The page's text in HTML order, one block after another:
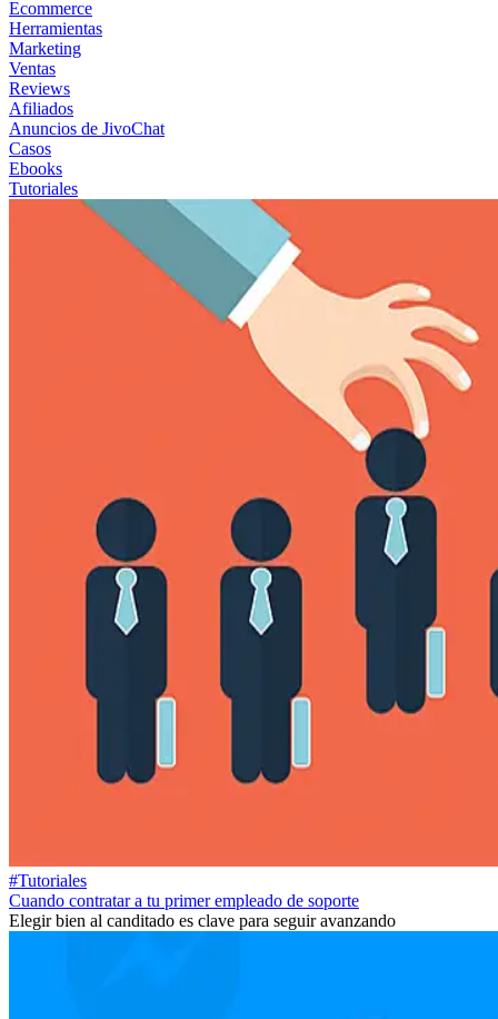
Ecommerce
Herramientas
Marketing
Ventas
Reviews
Afiliados
Anuncios de JivoChat
Casos
Ebooks
Tutoriales
#Tutoriales
Cuando contratar a tu primer empleado de soporte
Elegir bien al canditado es clave para seguir avanzando